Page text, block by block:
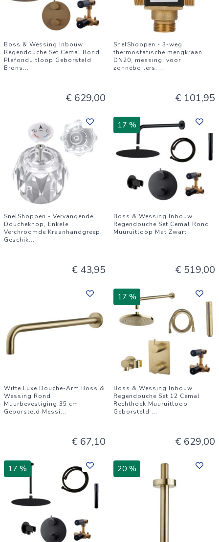
Boss & Wessing Inbouw
Regendouche Set Cemal Rond
Plafonduitloop Geborsteld
Brons...
€ 629,00
SnelShoppen - 3-weg
thermostatische mengkraan
DN20, messing, voor
zonneboilers, ...
€ 101,95
SnelShoppen - Vervangende
Doucheknop, Enkele
Verchroomde Kraanhandgreep,
Geschik...
€ 43,95
17 %
Boss & Wessing Inbouw
Regendouche Set Cemal Rond
Muuruitloop Mat Zwart
€ 519,00
Witte Luxe Douche-Arm Boss &
Wessing Rond
Muurbevestiging 35 cm
Geborsteld Messi...
€ 67,10
17 %
Boss & Wessing Inbouw
Regendouche Set 12 Cemal
Rechthoek Muuruitloop
Geborsteld ...
€ 629,00
17 % 20 %